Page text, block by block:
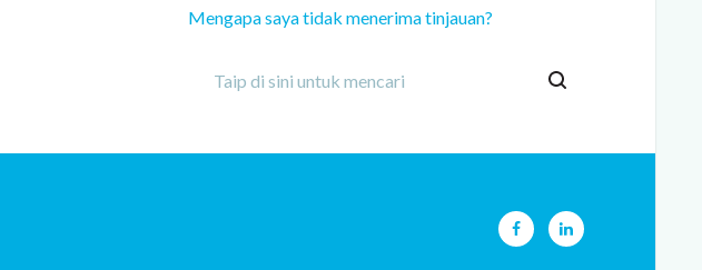
Mengapa saya tidak menerima tinjauan?